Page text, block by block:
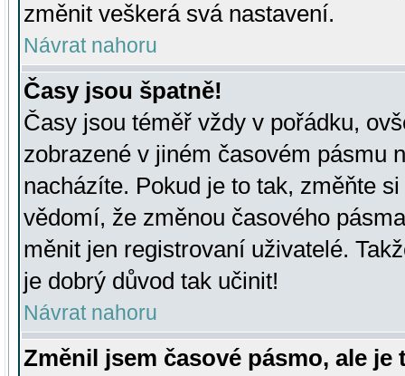
změnit veškerá svá nastavení.
Návrat nahoru
Časy jsou špatně!
Časy jsou téměř vždy v pořádku,
zobrazené v jiném časovém pásmu
nacházíte. Pokud je to tak, změňte
vědomí, že změnou časového
měnit jen registrovaní uživatelé.
je dobrý důvod tak učinit!
Návrat nahoru
Změnil jsem časové pásmo, ale je